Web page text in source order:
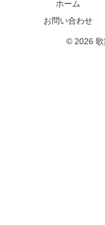
ホーム
お問い合わせ
© 2026 歌